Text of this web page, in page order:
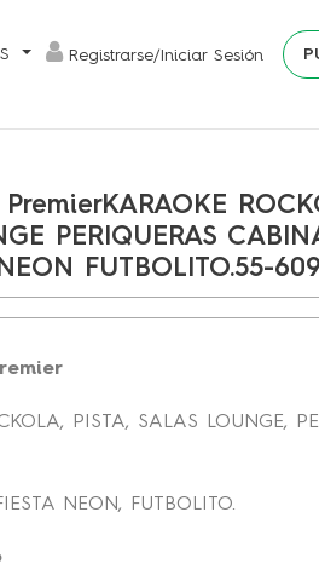
Registrarse/Iniciar Sesión
PERIQUERAS
FUTBOLITO.55-
PISTA, SALAS LOUNGE,
NEON, FUTBOLITO.